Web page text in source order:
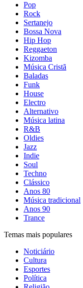
Pop
Rock
Sertanejo
Bossa Nova
Hip Hop
Reggaeton
Kizomba
Música Cristã
Baladas
Funk
House
Electro
Alternativo
Música latina
R&B
Oldies
Jazz
Indie
Soul
Techno
Clássico
Anos 80
Música tradicional
Anos 90
Trance
Temas mais populares
Noticiário
Cultura
Esportes
Política